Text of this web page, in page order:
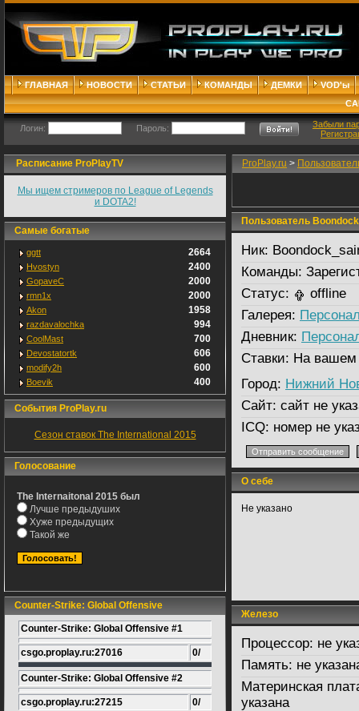
ГЛАВНАЯ НОВОСТИ СТАТЬИ КОМАНДЫ ДЕМКИ
VOD'ы
Логин: Пароль:
Забыли
Расписание ProPlayTV
Мы ищем стримеров по League of Legends
и DOTA2!
Самые богатые
ggtt 2664
Hvostyn 2400
GopaveC 2000
rmn1x 2000
Akon 1958
razdavalochka 994
CoolMast 700
Devostatortk 606
modify2h 600
Boevik 400
События ProPlay.ru
Сезон ставок The International 2015
Голосование
The Internaitonal 2015 был
Лучше предыдуших
Хуже предыдущих
Такой же
Counter-Strike: Global Offensive
Counter-Strike: Global Offensive #1
csgo.proplay.ru:27016 0/
Counter-Strike: Global Offensive #2
csgo.proplay.ru:27215 0/
ProPlay.ru >
Пользователь
Ник:
Команды:
Статус:
offline
Галерея:
Дневник:
Ставки: На вашем
Город: Нижний
Сайт: сайт не
ICQ: номер не
О себе
Не указано
Железо
Процессор: не
Память: не
Материнская
указана